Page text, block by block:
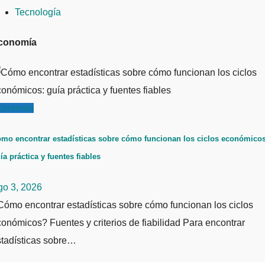
Tecnología
encontrar estadísticas sobre cómo funcionan los ciclos
práctica y fuentes fiables
3, 2026
encontrar estadísticas sobre cómo funcionan los ciclos
Fuentes y criterios de fiabilidad Para encontrar
sobre…